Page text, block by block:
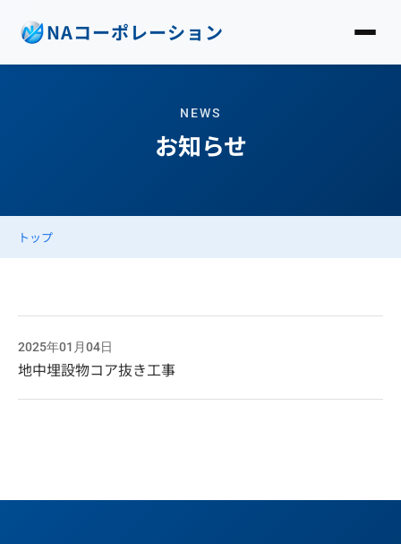
NAコーポレーション
NEWS
お知らせ
トップ
2025年01月04日
地中埋設物コア抜き工事